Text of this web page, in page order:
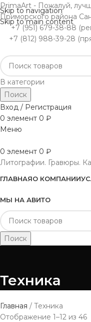
Skip to navigation
Skip to main content
PrimaArt - Пожалуй,
Приморского района
+7 (951) 679-38-88
+7 (812) 988-39-28
В категории
Поиск
Вход / Регистрация
0 элемент 0 ₽
Меню
0 элемент 0 ₽
Литографии. Гравюры.
ГЛАВНАЯО КОМПАНИИ
МЫ НА АВИТО
Поиск
Техника
Главная
Техника
Отображение 1–12 из 46